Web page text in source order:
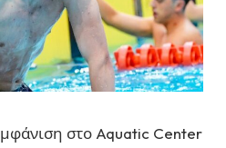
στο Aquatic Center